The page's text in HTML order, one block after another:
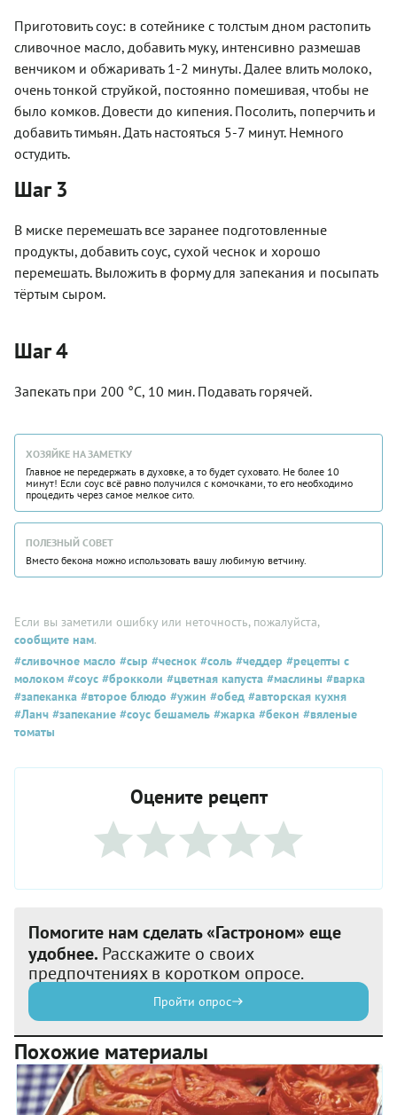
Приготовить соус: в сотейнике с толстым дном растопить
сливочное масло, добавить муку, интенсивно размешав
венчиком и обжаривать 1-2 минуты. Далее влить молоко,
очень тонкой струйкой, постоянно помешивая, чтобы не
было комков. Довести до кипения. Посолить, поперчить и
добавить тимьян. Дать настояться 5-7 минут. Немного
остудить.
Шаг 3
В миске перемешать все заранее подготовленные
продукты, добавить соус, сухой чеснок и хорошо
перемешать. Выложить в форму для запекания и посыпать
тёртым сыром.
Шаг 4
Запекать при 200 °С, 10 мин. Подавать горячей.
ХОЗЯЙКЕ НА ЗАМЕТКУ
Главное не передержать в духовке, а то будет суховато. Не более 10
минут! Если соус всё равно получился с комочками, то его необходимо
процедить через самое мелкое сито.
ПОЛЕЗНЫЙ СОВЕТ
Вместо бекона можно использовать вашу любимую ветчину.
Если вы заметили ошибку или неточность, пожалуйста,
сообщите нам.
#сливочное масло #сыр #чеснок #соль #чеддер #рецепты с
молоком #соус #брокколи #цветная капуста #маслины #варка
#запеканка #второе блюдо #ужин #обед #авторская кухня
#Ланч #запекание #соус бешамель #жарка #бекон #вяленые
томаты
Оцените рецепт
Помогите нам сделать «Гастроном» еще
удобнее. Расскажите о своих
предпочтениях в коротком опросе.
Пройти опрос
Похожие материалы